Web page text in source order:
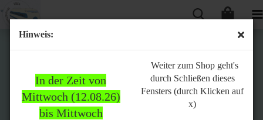
Hinweis:
In der Zeit von
Mittwoch (12.08.26)
bis Mittwoch
Weiter zum Shop geht's
durch Schließen dieses
Fensters (durch Klicken auf
x)
Bitte
beachten: